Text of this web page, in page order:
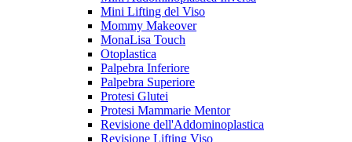
Mini Lifting del Viso
Mommy Makeover
MonaLisa Touch
Otoplastica
Palpebra Inferiore
Palpebra Superiore
Protesi Glutei
Protesi Mammarie Mentor
Revisione dell'Addominoplastica
Revisione Lifting Viso